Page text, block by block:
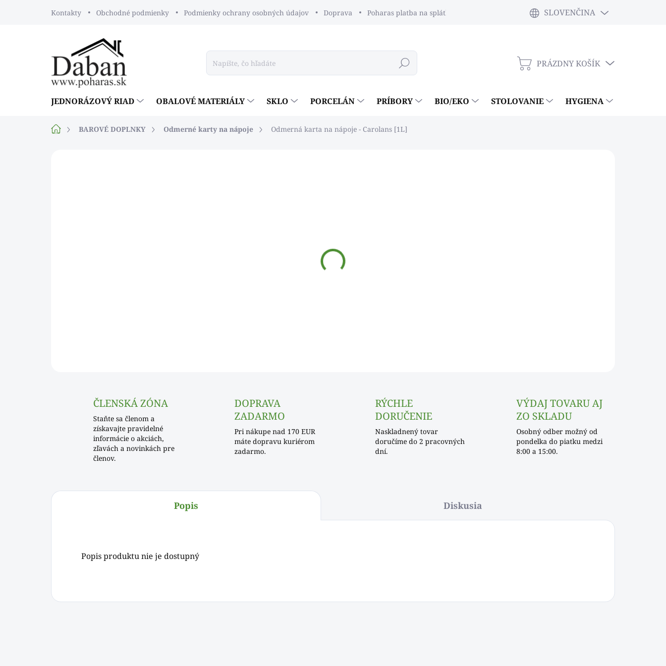
Kontakty Obchodné podmienky Podmienky ochrany osobných údajov Doprava Poharas platba na splátky SLOVENČINA
Hľadať NÁKUPNÝ
PRÁZDNY KOŠÍK
JEDNORÁZOVÝ RIAD OBALOVÉ MATERIÁLY SKLO PORCELÁN PRÍBORY BIO/EKO STOLOVANIE HYGIENA
DomovBAROVÉ DOPLNKY Odmerné karty na nápoje Odmerná karta na nápoje - Carolans [1L]
ČLENSKÁ ZÓNA
Staňte sa členom a
získavajte pravidelné
informácie o akciách,
zľavách a novinkách pre
členov.
DOPRAVA
ZADARMO
Pri nákupe nad 170 EUR
máte dopravu kuriérom
zadarmo.
RÝCHLE
DORUČENIE
Naskladnený tovar
doručíme do 2 pracovných
dní.
VÝDAJ TOVARU AJ
ZO SKLADU
Osobný odber možný od
pondelka do piatku medzi
8:00 a 15:00.
Popis Diskusia
Popis produktu nie je dostupný